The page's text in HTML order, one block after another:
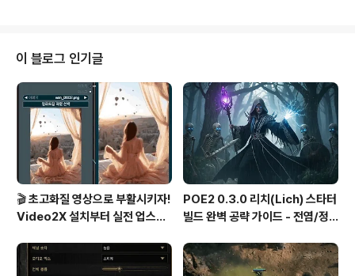
이트 내 디아블로 4로 들어가 보면 웨이포인트부터 해서
던전, NPC 등 모든 위치를 확인할 수 있습니다. 그중에서
중요한 건 릴리트 제단이겠지요. 릴리트 제단을 통해 영구
적인 스탯포인트와 게임의 진행에 필수적인 보너스를 받을
수 있을 테니까요. 정식 오픈되면 이 사이트를 한쪽에 아이
패드나 스마..
이 블로그 인기글
🎬 초고화질 영상으로 부활시키자!
Video2X 설치부터 실전 업스케
POE2 0.3.0 리치(Lich) 스타터
빌드 완벽 공략 가이드 - 전염/정